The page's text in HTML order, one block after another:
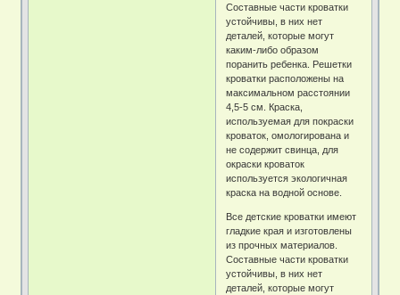
Составные части кроватки
устойчивы, в них нет
деталей, которые могут
каким-либо образом
поранить ребенка. Решетки
кроватки расположены на
максимальном расстоянии
4,5-5 см. Краска,
используемая для покраски
кроваток, омологирована и
не содержит свинца, для
окраски кроваток
используется экологичная
краска на водной основе.
Все детские кроватки имеют
гладкие края и изготовлены
из прочных материалов.
Составные части кроватки
устойчивы, в них нет
деталей, которые могут